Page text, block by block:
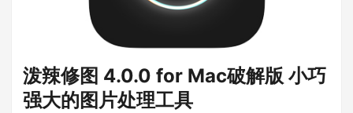
泼辣修图 4.0.0 for Mac破解版 小巧
强大的图片处理工具